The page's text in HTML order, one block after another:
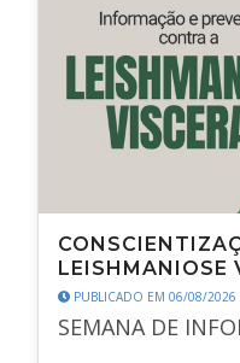
LEISHMANIOSE
PUBLICADO EM 06/08/2026
SEMANA DE